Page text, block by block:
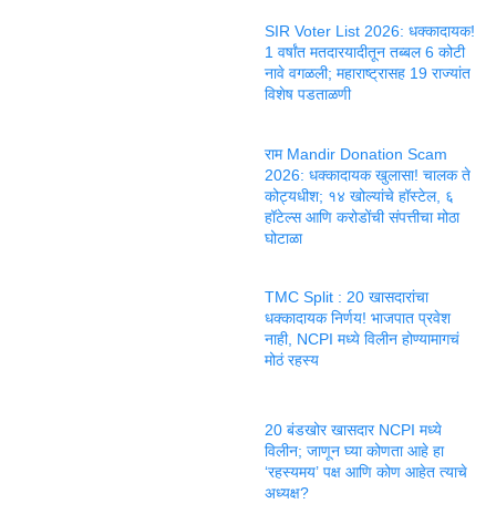
SIR Voter List 2026: धक्कादायक!
1 वर्षांत मतदारयादीतून तब्बल 6 कोटी
नावे वगळली; महाराष्ट्रासह 19 राज्यांत
विशेष पडताळणी
राम Mandir Donation Scam
2026: धक्कादायक खुलासा! चालक ते
कोट्यधीश; १४ खोल्यांचे हॉस्टेल, ६
हॉटेल्स आणि करोडोंची संपत्तीचा मोठा
घोटाळा
TMC Split : 20 खासदारांचा
धक्कादायक निर्णय! भाजपात प्रवेश
नाही, NCPI मध्ये विलीन होण्यामागचं
मोठं रहस्य
20 बंडखोर खासदार NCPI मध्ये
विलीन; जाणून घ्या कोणता आहे हा
‘रहस्यमय’ पक्ष आणि कोण आहेत त्याचे
अध्यक्ष?